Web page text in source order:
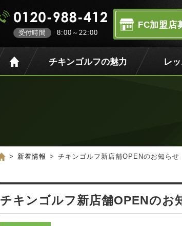
チキンゴルフの魅力 レ
受付時間 8:00～22:00
FC加盟店
新着情報 チキンゴルフ新店舗OPENのお知らせ
チキンゴルフ新店舗OPENのお